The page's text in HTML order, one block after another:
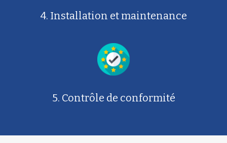
4. Installation et maintenance
5. Contrôle de conformité